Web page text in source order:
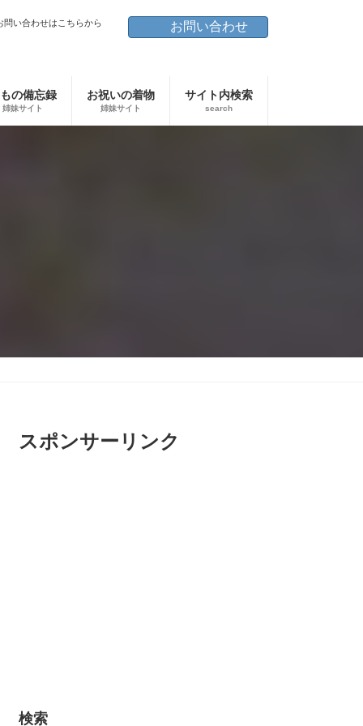
問い合わせはこちらから お問い合わせ
の備忘録
姉妹サイト
お祝いの着物
姉妹サイト
サイト内検索
search
スポンサーリンク
検索